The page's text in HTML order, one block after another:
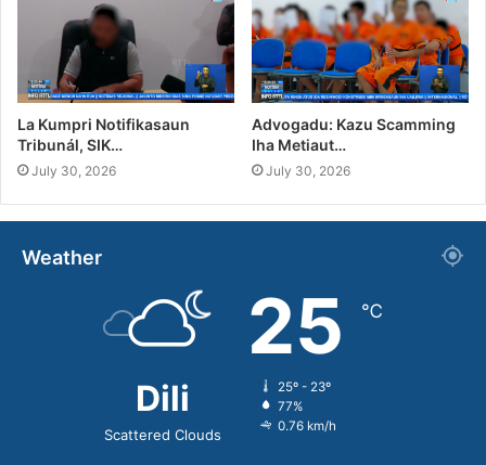
La Kumpri Notifikasaun
Tribunál, SIK…
July 30, 2026
Advogadu: Kazu Scamming
Iha Metiaut…
July 30, 2026
Weather
Dili
Scattered Clouds
25 ℃
25º - 23º
77%
0.76 km/h